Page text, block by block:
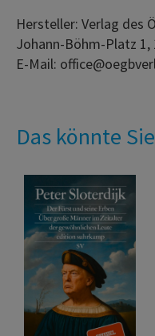
Hersteller: Verlag des
Johann-Böhm-Platz 1,
E-Mail:
Das könnte